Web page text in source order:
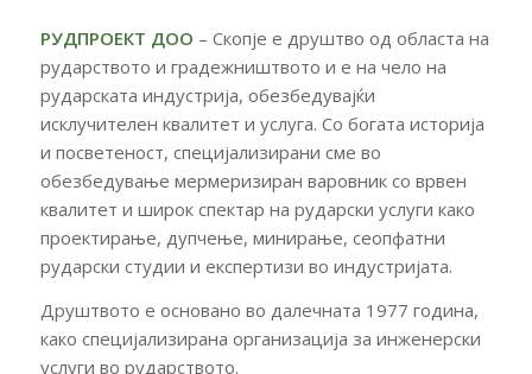
РУДПРОЕКТ ДОО – Скопје е друштво од областа на
рударството и градежништвото и е на чело на
рударската индустрија, обезбедувајќи
исклучителен квалитет и услуга. Со богата историја
и посветеност, специјализирани сме во
обезбедување мермеризиран варовник со врвен
квалитет и широк спектар на рударски услуги како
проектирање, дупчење, минирање, сеопфатни
рударски студии и експертизи во индустријата.
Друштвото е основано во далечната 1977 година,
како специјализирана организација за инженерски
услуги во рударството.